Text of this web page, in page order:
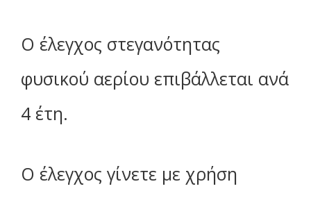
Ο έλεγχος στεγανότητας
φυσικού αερίου επιβάλλεται ανά
4 έτη.
Ο έλεγχος γίνετε με χρήση